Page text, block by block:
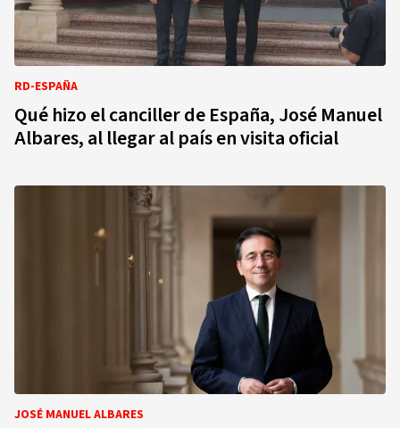
RD-ESPAÑA
Qué hizo el canciller de España, José Manuel
Albares, al llegar al país en visita oficial
JOSÉ MANUEL ALBARES